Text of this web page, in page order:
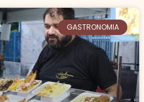
GASTRONOMIA